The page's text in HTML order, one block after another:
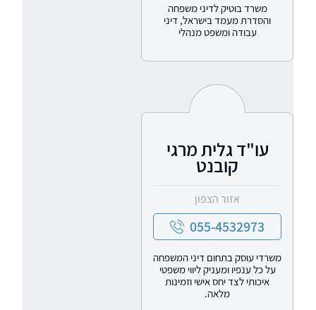
משרד בוטיק לדיני משפחה
והסדרת מעמד בישראל, דיני
עבודה ומשפט מנהלי
עו"ד גלית מרגי
קובנט
אזור הצפון
055-4532973
משרדי עוסק בתחום דיני המשפחה
על כל ענפיו ומעניק ליווי משפטי
איכותי לצד יחס אישי וזמינות
מלאה.